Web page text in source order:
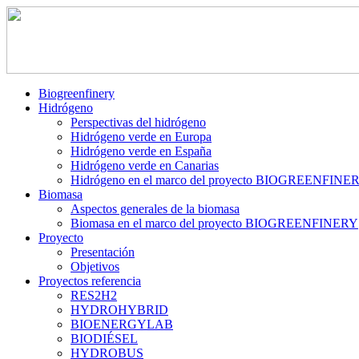
Biogreenfinery
Hidrógeno
Perspectivas del hidrógeno
Hidrógeno verde en Europa
Hidrógeno verde en España
Hidrógeno verde en Canarias
Hidrógeno en el marco del proyecto
Biomasa
Aspectos generales de la biomasa
Biomasa en el marco del proyecto BIOGREENFINERY
Proyecto
Presentación
Objetivos
Proyectos referencia
RES2H2
HYDROHYBRID
BIOENERGYLAB
BIODIÉSEL
HYDROBUS